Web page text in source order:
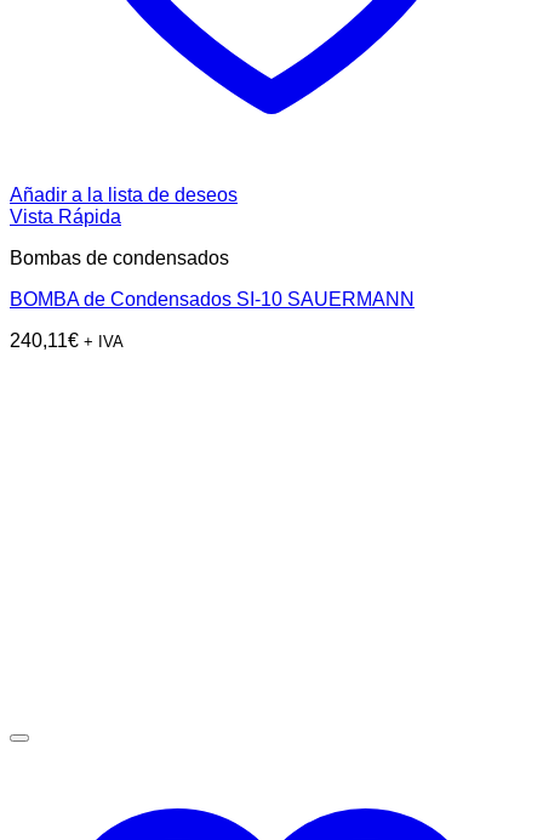
Añadir a la lista de deseos
Vista Rápida
Bombas de condensados
BOMBA de Condensados SI-10 SAUERMANN
240,11€ + IVA